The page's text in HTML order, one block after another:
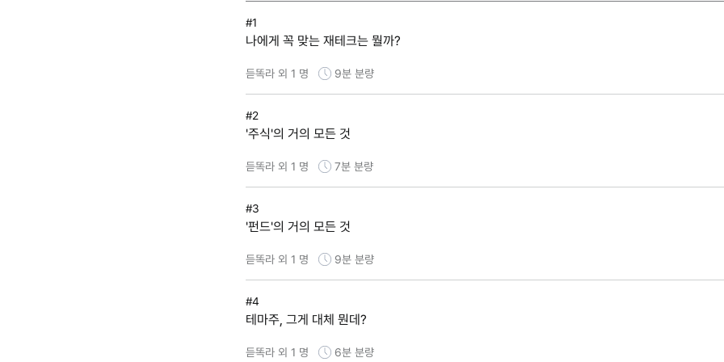
#1
나에게 꼭 맞는 재테크는 뭘까?
듣똑라 외 1 명 9분 분량
#2
'주식'의 거의 모든 것
듣똑라 외 1 명 7분 분량
#3
'펀드'의 거의 모든 것
듣똑라 외 1 명 9분 분량
#4
테마주, 그게 대체 뭔데?
듣똑라 외 1 명 6분 분량